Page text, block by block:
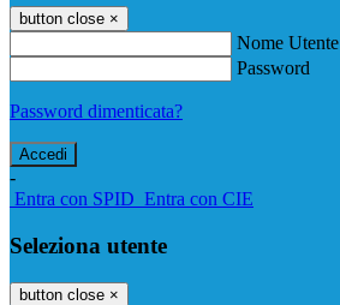
button close ×
Nome Utente
Password
Password dimenticata?
-
Entra con SPID Entra con CIE
Seleziona utente
button close ×